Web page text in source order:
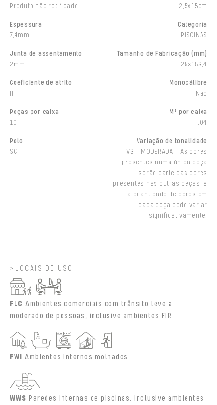
Produto não retificado
2,5x15cm
Espessura
7,4mm
Categoria
PISCINAS
Junta de assentamento
2mm
Tamanho de Fabricação (mm)
25x153,4
Coeficiente de atrito
Monocálibre
Não
Peças por caixa
10
M² por caixa
,04
Polo
SC
Variação de tonalidade
V3 - MODERADA - As cores
presentes numa única peça
serão parte das cores
presentes nas outras peças, e
a quantidade de cores em
cada peça pode variar
significativamente.
LOCAIS DE USO
FLC Ambientes comerciais com trânsito leve a
moderado de pessoas, inclusive ambientes FIR
FWI Ambientes internos molhados
WWS Paredes internas de piscinas, inclusive ambientes